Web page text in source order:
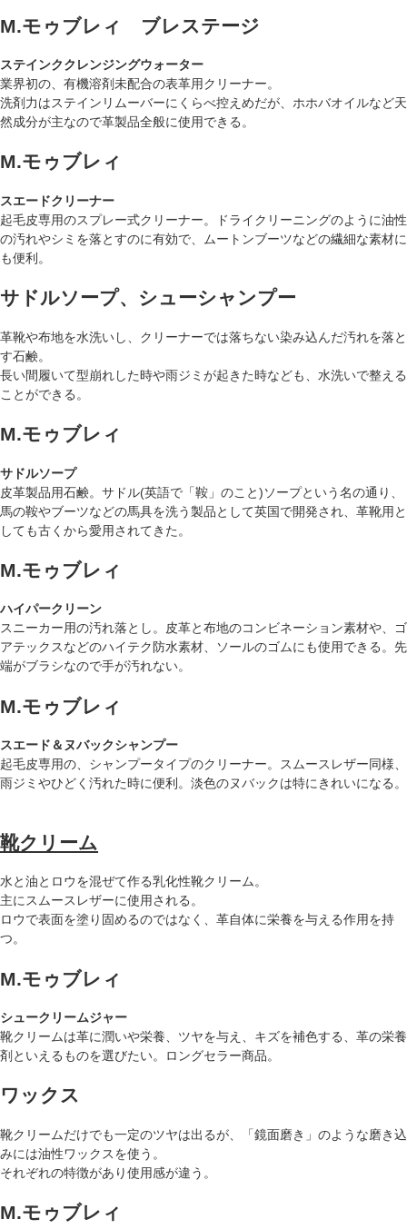
M.モゥブレィ ブレステージ
ステインククレンジングウォーター
業界初の、有機溶剤未配合の表革用クリーナー。
洗剤力はステインリムーバーにくらべ控えめだが、ホホバオイルなど天
然成分が主なので革製品全般に使用できる。
M.モゥブレィ
スエードクリーナー
起毛皮専用のスプレー式クリーナー。ドライクリーニングのように油性
の汚れやシミを落とすのに有効で、ムートンブーツなどの繊細な素材に
も便利。
サドルソープ、シューシャンプー
革靴や布地を水洗いし、クリーナーでは落ちない染み込んだ汚れを落と
す石鹸。
長い間履いて型崩れした時や雨ジミが起きた時なども、水洗いで整える
ことができる。
M.モゥブレィ
サドルソープ
皮革製品用石鹸。サドル(英語で「鞍」のこと)ソープという名の通り、
馬の鞍やブーツなどの馬具を洗う製品として英国で開発され、革靴用と
しても古くから愛用されてきた。
M.モゥブレィ
ハイパークリーン
スニーカー用の汚れ落とし。皮革と布地のコンビネーション素材や、ゴ
アテックスなどのハイテク防水素材、ソールのゴムにも使用できる。先
端がブラシなので手が汚れない。
M.モゥブレィ
スエード＆ヌバックシャンプー
起毛皮専用の、シャンプータイプのクリーナー。スムースレザー同様、
雨ジミやひどく汚れた時に便利。淡色のヌバックは特にきれいになる。
靴クリーム
水と油とロウを混ぜて作る乳化性靴クリーム。
主にスムースレザーに使用される。
ロウで表面を塗り固めるのではなく、革自体に栄養を与える作用を持
つ。
M.モゥブレィ
シュークリームジャー
靴クリームは革に潤いや栄養、ツヤを与え、キズを補色する、革の栄養
剤といえるものを選びたい。ロングセラー商品。
ワックス
靴クリームだけでも一定のツヤは出るが、「鏡面磨き」のような磨き込
みには油性ワックスを使う。
それぞれの特徴があり使用感が違う。
M.モゥブレィ